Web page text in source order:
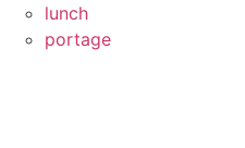
lunch
portage